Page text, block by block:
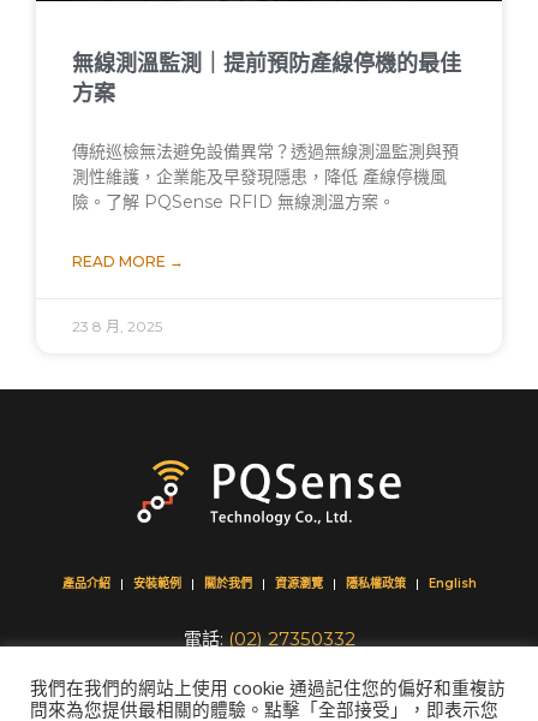
無線測溫監測｜提前預防產線停機的最佳
方案
傳統巡檢無法避免設備異常？透過無線測溫監測與預
測性維護，企業能及早發現隱患，降低 產線停機風
險。了解 PQSense RFID 無線測溫方案。
READ MORE →
23 8 月, 2025
電話: (02) 27350332
​Email:info@pqsense.com
產品介紹 安裝範例 關於我們 資源瀏覽 隱私權政策 English
我們在我們的網站上使用 cookie 通過記住您的偏好和重複訪
問來為您提供最相關的體驗。點擊「全部接受」，即表示您